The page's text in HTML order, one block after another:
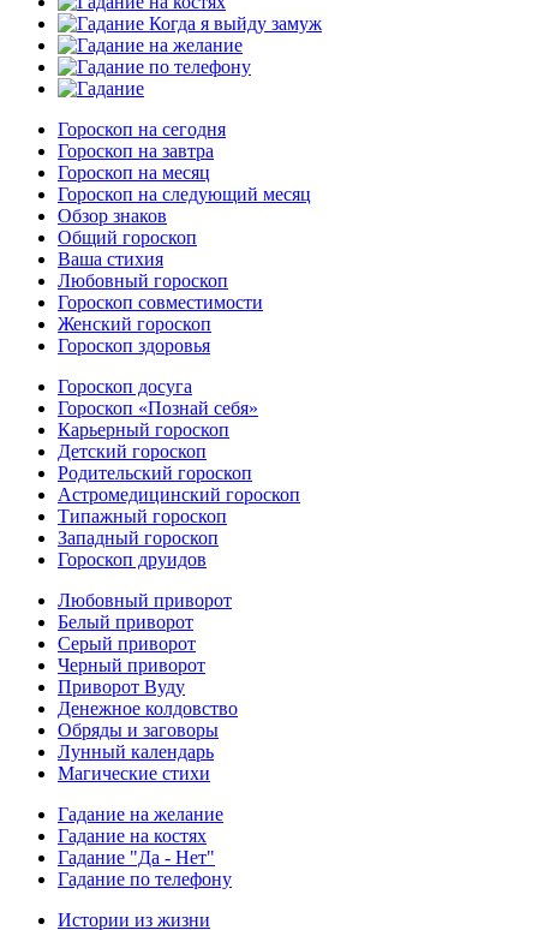
Гороскоп на сегодня
Гороскоп на завтра
Гороскоп на месяц
Гороскоп на следующий месяц
Обзор знаков
Общий гороскоп
Ваша стихия
Любовный гороскоп
Гороскоп совместимости
Женский гороскоп
Гороскоп здоровья
Гороскоп досуга
Гороскоп «Познай себя»
Карьерный гороскоп
Детский гороскоп
Родительский гороскоп
Астромедицинский гороскоп
Типажный гороскоп
Западный гороскоп
Гороскоп друидов
Любовный приворот
Белый приворот
Серый приворот
Черный приворот
Приворот Вуду
Денежное колдовство
Обряды и заговоры
Лунный календарь
Магические стихи
Гадание на желание
Гадание на костях
Гадание "Да - Нет"
Гадание по телефону
Истории из жизни